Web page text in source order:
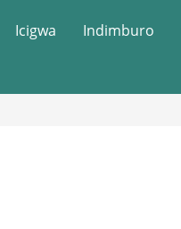
Icigwa Indimburo